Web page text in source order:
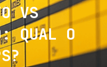
VS
QUAL O